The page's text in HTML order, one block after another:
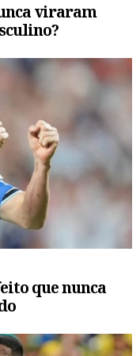
viraram
que nunca